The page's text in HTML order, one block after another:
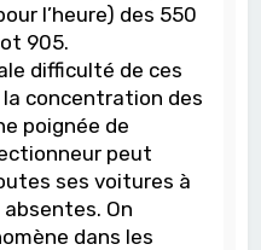
l’heure) des 550
905.
difficulté de ces
concentration des
poignée de
peut
ses voitures à
On
dans les